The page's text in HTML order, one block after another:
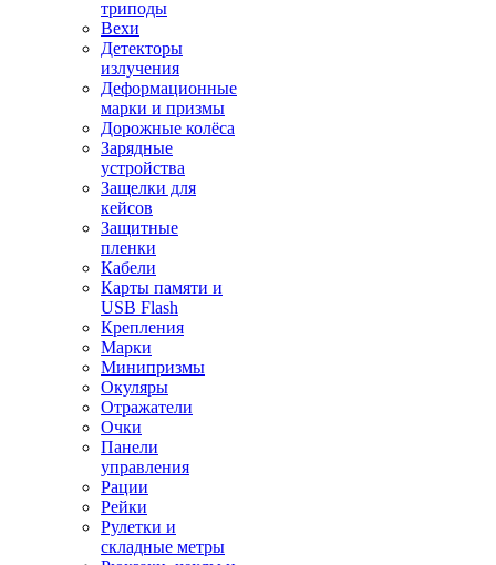
триподы
Вехи
Детекторы
излучения
Деформационные
марки и призмы
Дорожные колёса
Зарядные
устройства
Защелки для
кейсов
Защитные
пленки
Кабели
Карты памяти и
USB Flash
Крепления
Марки
Минипризмы
Окуляры
Отражатели
Очки
Панели
управления
Рации
Рейки
Рулетки и
складные метры